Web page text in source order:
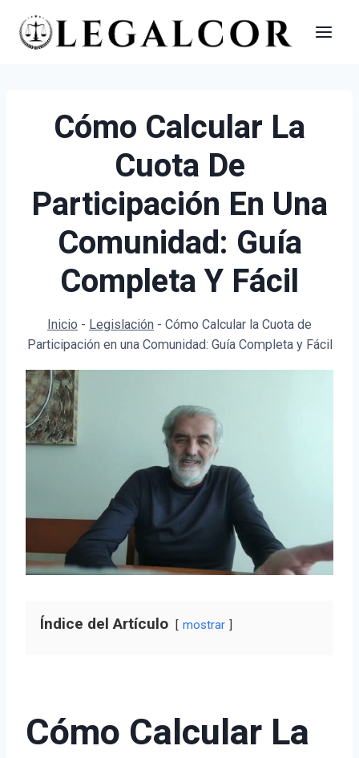
Saltar
Cómo Calcular La
Cuota De
Participación En Una
Comunidad: Guía
Completa Y Fácil
Inicio - Legislación - Cómo Calcular la Cuota de
Participación en una Comunidad: Guía Completa y Fácil
Índice del Artículo mostrar
Cómo Calcular La